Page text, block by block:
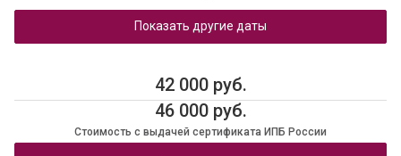
Показать другие даты
42 000 руб.
46 000 руб.
Стоимость с выдачей сертификата ИПБ России